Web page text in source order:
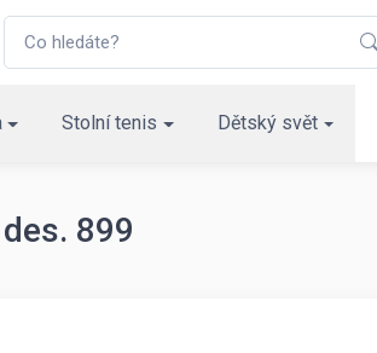
Stolní tenis Dětský svět
899